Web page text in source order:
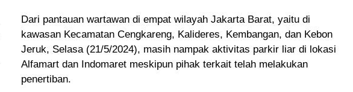
Dari pantauan wartawan di empat wilayah Jakarta Barat, yaitu di
kawasan Kecamatan Cengkareng, Kalideres, Kembangan, dan Kebon
Jeruk, Selasa (21/5/2024), masih nampak aktivitas parkir liar di lokasi
Alfamart dan Indomaret meskipun pihak terkait telah melakukan
penertiban.